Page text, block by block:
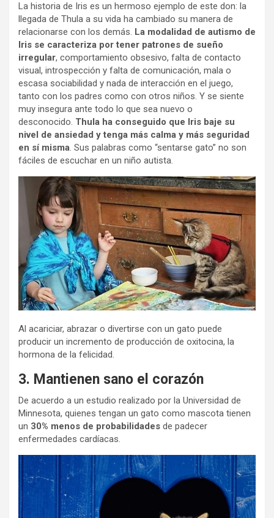
La historia de Iris es un hermoso ejemplo de este don: la
llegada de Thula a su vida ha cambiado su manera de
relacionarse con los demás. La modalidad de autismo de
Iris se caracteriza por tener patrones de sueño
irregular, comportamiento obsesivo, falta de contacto
visual, introspección y falta de comunicación, mala o
escasa sociabilidad y nada de interacción en el juego,
tanto con los padres como con otros niños. Y se siente
muy insegura ante todo lo que sea nuevo o
desconocido. Thula ha conseguido que Iris baje su
nivel de ansiedad y tenga más calma y más seguridad
en sí misma. Sus palabras como “sentarse gato” no son
fáciles de escuchar en un niño autista.
Al acariciar, abrazar o divertirse con un gato puede
producir un incremento de producción de oxitocina, la
hormona de la felicidad.
3. Mantienen sano el corazón
De acuerdo a un estudio realizado por la Universidad de
Minnesota, quienes tengan un gato como mascota tienen
un 30% menos de probabilidades de padecer
enfermedades cardíacas.